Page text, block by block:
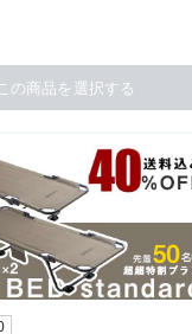
この商品を選択する